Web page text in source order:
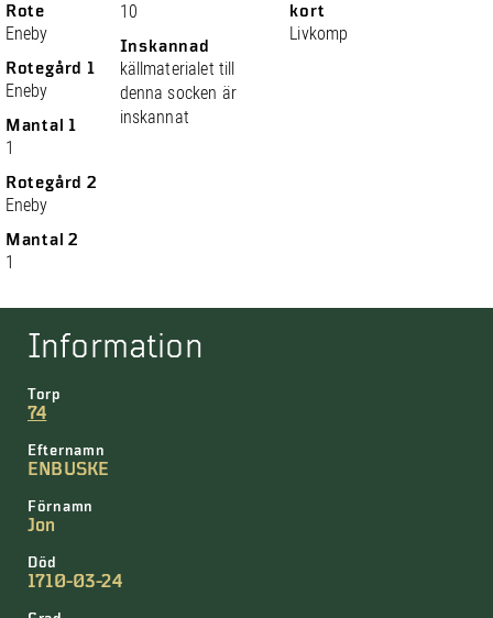
Rote
Eneby
Rotegård 1
Eneby
Mantal 1
1
Rotegård 2
Eneby
Mantal 2
1
10
Inskannad
källmaterialet till
denna socken är
inskannat
kort
Livkomp
Information
Torp
74
Efternamn
ENBUSKE
Förnamn
Jon
Död
1710-03-24